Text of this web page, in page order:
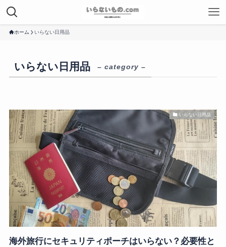
ホーム いらない日用品
いらない日用品 – category –
いらない日用品
海外旅行にセキュリティポーチはいらない？必要性と